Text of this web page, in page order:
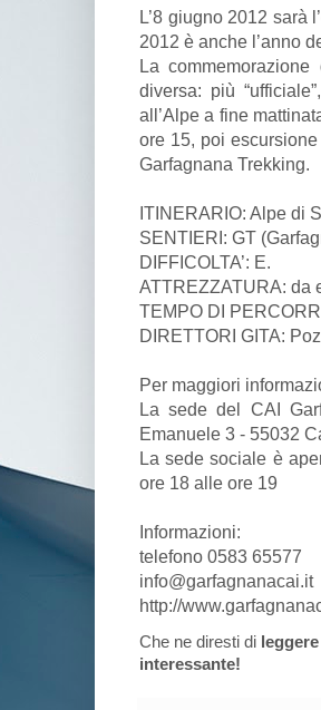
L’8 giugno 2012 sarà
2012 è anche l’anno
La
diversa: più
all’Alpe a fine
ore 15, poi
Garfagnana Trekking.
ITINERARIO: Alpe di
SENTIERI: GT
DIFFICOLTA’: E.
ATTREZZATURA: da
TEMPO DI
DIRETTORI GITA:
Per maggiori
La sede del CAI
Emanuele 3 - 55032
La sede sociale è
ore 18 alle ore 19
Informazioni:
telefono 0583 65577
info@garfagnanacai.it
http://
Che ne diresti di leggere
interessante!